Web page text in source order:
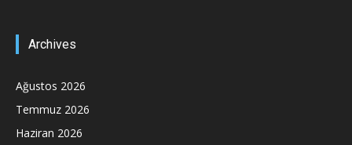
Archives
Ağustos 2026
Temmuz 2026
Haziran 2026